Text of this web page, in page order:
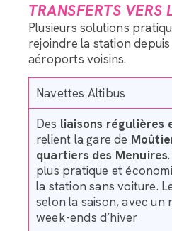
TRANSFERTS VERS
Plusieurs solutions
rejoindre la station
aéroports voisins.
Navettes Altibus
Des liaisons régulières
relient la gare de
quartiers des Menuires
plus pratique et
la station sans voiture.
selon la saison, avec
week-ends d’hiver